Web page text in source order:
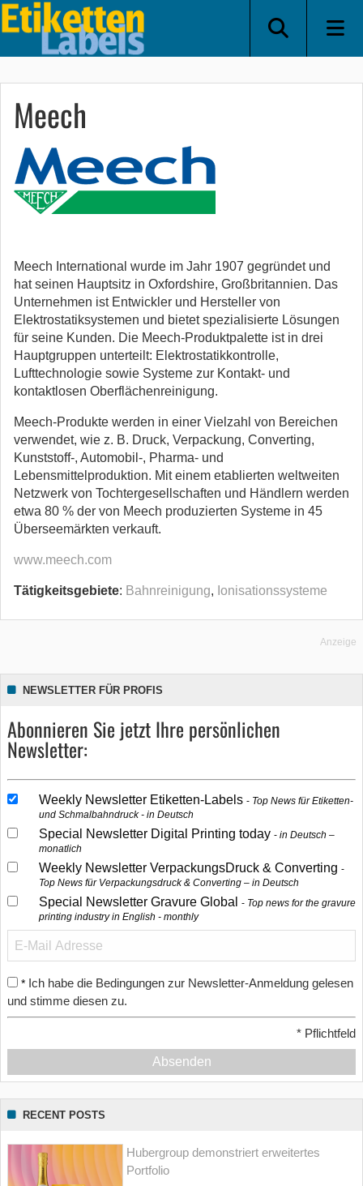
Meech
Meech International wurde im Jahr 1907 gegründet und
hat seinen Hauptsitz in Oxfordshire, Großbritannien. Das
Unternehmen ist Entwickler und Hersteller von
Elektrostatiksystemen und bietet spezialisierte Lösungen
für seine Kunden. Die Meech-Produktpalette ist in drei
Hauptgruppen unterteilt: Elektrostatikkontrolle,
Lufttechnologie sowie Systeme zur Kontakt- und
kontaktlosen Oberflächenreinigung.
Meech-Produkte werden in einer Vielzahl von Bereichen
verwendet, wie z. B. Druck, Verpackung, Converting,
Kunststoff-, Automobil-, Pharma- und
Lebensmittelproduktion. Mit einem etablierten weltweiten
Netzwerk von Tochtergesellschaften und Händlern werden
etwa 80 % der von Meech produzierten Systeme in 45
Überseemärkten verkauft.
www.meech.com
Tätigkeitsgebiete: Bahnreinigung, Ionisationssysteme
Anzeige
NEWSLETTER FÜR PROFIS
Abonnieren Sie jetzt Ihre persönlichen
Newsletter:
Weekly Newsletter Etiketten-Labels
Top News für Etiketten-
und Schmalbahndruck - in Deutsch
Special Newsletter Digital Printing today
in Deutsch –
monatlich
Weekly Newsletter VerpackungsDruck & Converting
Top News für Verpackungsdruck & Converting – in Deutsch
Special Newsletter Gravure Global
Top news for the gravure
printing industry in English - monthly
* Ich habe die Bedingungen zur Newsletter-Anmeldung gelesen
und stimme diesen zu.
* Pflichtfeld
Absenden
RECENT POSTS
Hubergroup demonstriert erweitertes
Portfolio